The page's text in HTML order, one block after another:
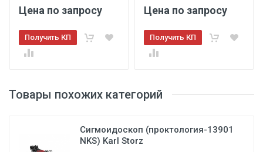
Товары похожих категорий
Сигмоидоскоп (проктология-13901
NKS) Karl Storz
Цена по запросу
Получить КП
Цена по запросу
Получить КП